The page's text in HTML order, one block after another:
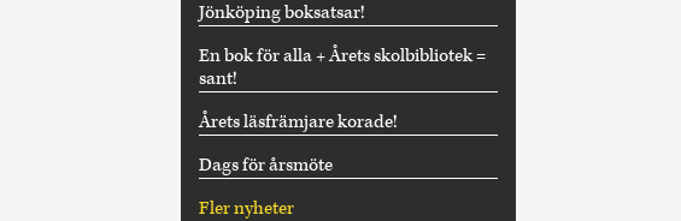
Jönköping boksatsar!
En bok för alla + Årets skolbibliotek =
sant!
Årets läsfrämjare korade!
Dags för årsmöte
Fler nyheter